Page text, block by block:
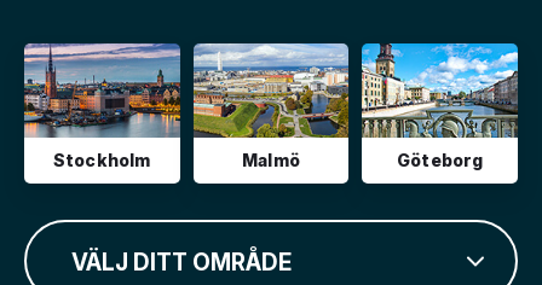
Stockholm Malmö Göteborg
VÄLJ DITT OMRÅDE